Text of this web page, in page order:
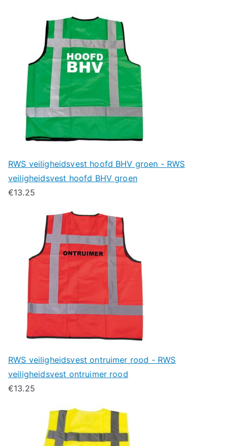
RWS veiligheidsvest hoofd BHV groen - RWS
veiligheidsvest hoofd BHV groen
€13.25
RWS veiligheidsvest ontruimer rood - RWS
veiligheidsvest ontruimer rood
€13.25